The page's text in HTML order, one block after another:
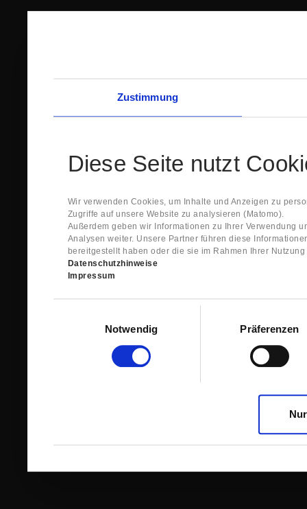
Zustimmung
Diese Seite nutzt
Wir verwenden Cookies, um Inhalte und Anzeigen zu
Zugriffe auf unsere Website zu analysieren (Matomo).
Außerdem geben wir Informationen zu Ihrer Verwendung
Analysen weiter. Unsere Partner führen diese
bereitgestellt haben oder die sie im Rahmen Ihrer
Datenschutzhinweise
Impressum
Notwendig
Präferenzen